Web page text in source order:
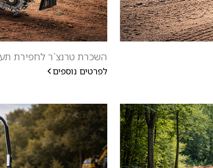
השכרת טרנצ`ר לחפירת
לפרטים נוספים